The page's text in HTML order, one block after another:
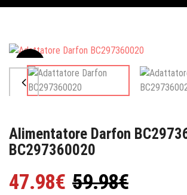
Sale
Alimentatore Darfon
BC297360020
47.98€ 59.98€